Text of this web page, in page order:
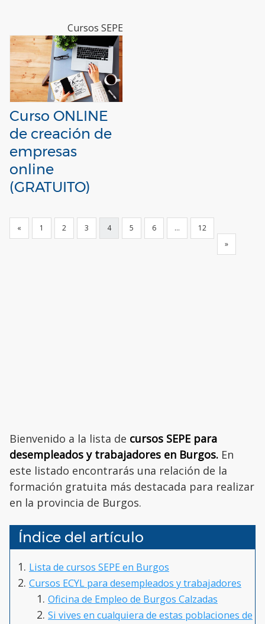
Cursos SEPE
Curso ONLINE
de creación de
empresas
online
(GRATUITO)
« 1 2 3 4 5 6 …
12
»
Bienvenido a la lista de cursos SEPE para
desempleados y trabajadores en Burgos. En
este listado encontrarás una relación de la
formación gratuita más destacada para realizar
en la provincia de Burgos.
Índice del artículo
Lista de cursos SEPE en Burgos
Cursos ECYL para desempleados y trabajadores
Oficina de Empleo de Burgos Calzadas
Si vives en cualquiera de estas poblaciones de